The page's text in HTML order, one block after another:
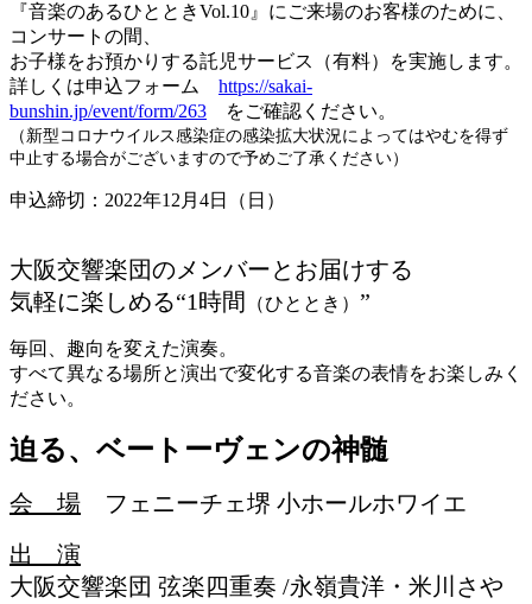
『音楽のあるひとときVol.10』にご来場のお客様のために、
コンサートの間、
お子様をお預かりする託児サービス（有料）を実施します。
詳しくは申込フォーム https://sakai-
bunshin.jp/event/form/263 をご確認ください。
（新型コロナウイルス感染症の感染拡大状況によってはやむを得ず
中止する場合がございますので予めご了承ください）
申込締切：2022年12月4日（日）
大阪交響楽団のメンバーとお届けする
気軽に楽しめる“1時間
（ひととき） ”
毎回、趣向を変えた演奏。
すべて異なる場所と演出で変化する音楽の表情をお楽しみく
ださい。
迫る、ベートーヴェンの神髄
会 場 フェニーチェ堺 小ホールホワイエ
出 演
大阪交響楽団 弦楽四重奏 /永嶺貴洋・米川さや